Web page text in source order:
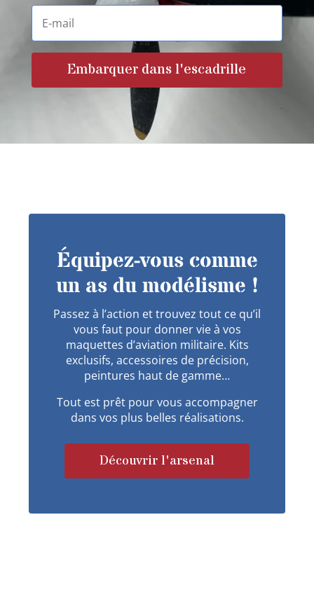
Embarquer dans l'escadrille
Équipez-vous comme
un as du modélisme !
Passez à l’action et trouvez tout ce qu’il
vous faut pour donner vie à vos
maquettes d’aviation militaire. Kits
exclusifs, accessoires de précision,
peintures haut de gamme…
Tout est prêt pour vous accompagner
dans vos plus belles réalisations.
Découvrir l'arsenal